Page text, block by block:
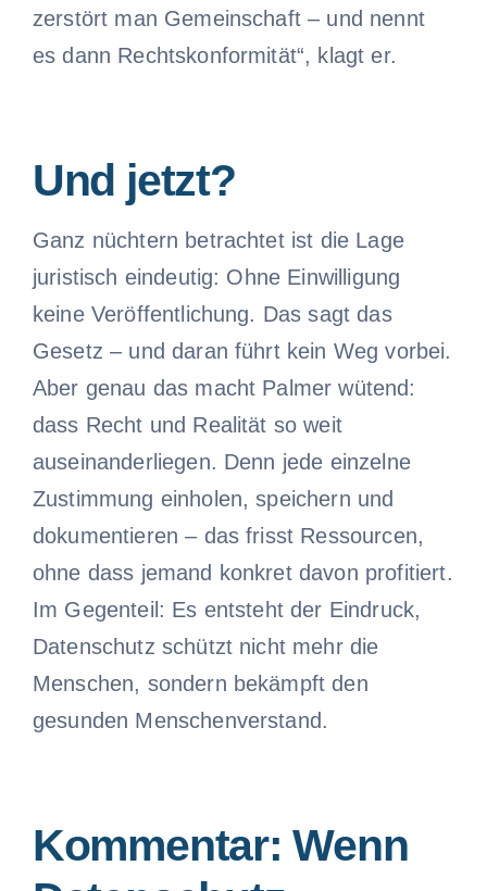
zerstört man Gemeinschaft – und nennt
es dann Rechtskonformität“, klagt er.
Und jetzt?
Ganz nüchtern betrachtet ist die Lage
juristisch eindeutig: Ohne Einwilligung
keine Veröffentlichung. Das sagt das
Gesetz – und daran führt kein Weg vorbei.
Aber genau das macht Palmer wütend:
dass Recht und Realität so weit
auseinanderliegen. Denn jede einzelne
Zustimmung einholen, speichern und
dokumentieren – das frisst Ressourcen,
ohne dass jemand konkret davon profitiert.
Im Gegenteil: Es entsteht der Eindruck,
Datenschutz schützt nicht mehr die
Menschen, sondern bekämpft den
gesunden Menschenverstand.
Kommentar: Wenn